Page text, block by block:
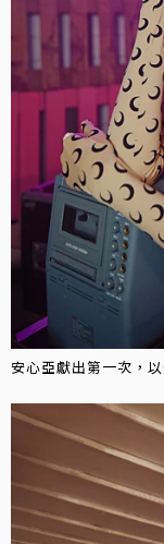
安心亞獻出第一次，